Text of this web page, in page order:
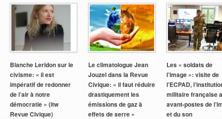
Blanche Leridon sur le
civisme: « il est
impératif de redonner
de l’air à notre
démocratie » (itw
Revue Civique)
Le climatologue Jean
Jouzel dans la Revue
Civique: « il faut réduire
drastiquement les
émissions de gaz à
effets de serre »
Les « soldats de
l’image »: visite de
l’ECPAD,
militaire française
avant-postes de
et du son